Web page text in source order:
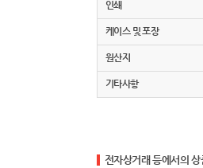
인쇄
케이스 및 포장
원산지
기타사항
전자상거래 등에서의 상